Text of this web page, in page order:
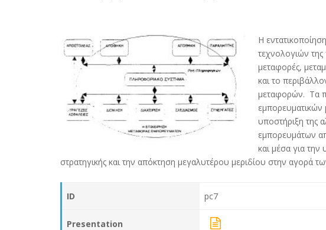
Η
τεχνολογιών
μεταφορές,
και το
μεταφορών. Τα
εμπορευματικών
υποστήριξη της
εμπορευμάτων
και μέσα για την
στρατηγικής και την απόκτηση μεγαλυτέρου μεριδίου στην αγορά
ID pc7
Presentation